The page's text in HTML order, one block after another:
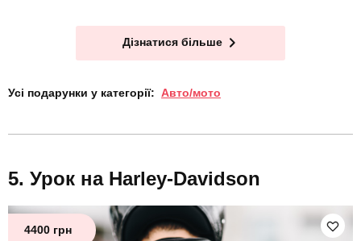
Дізнатися більше
Усі подарунки у категорії: Авто/мото
Урок на Harley-Davidson
4400 грн